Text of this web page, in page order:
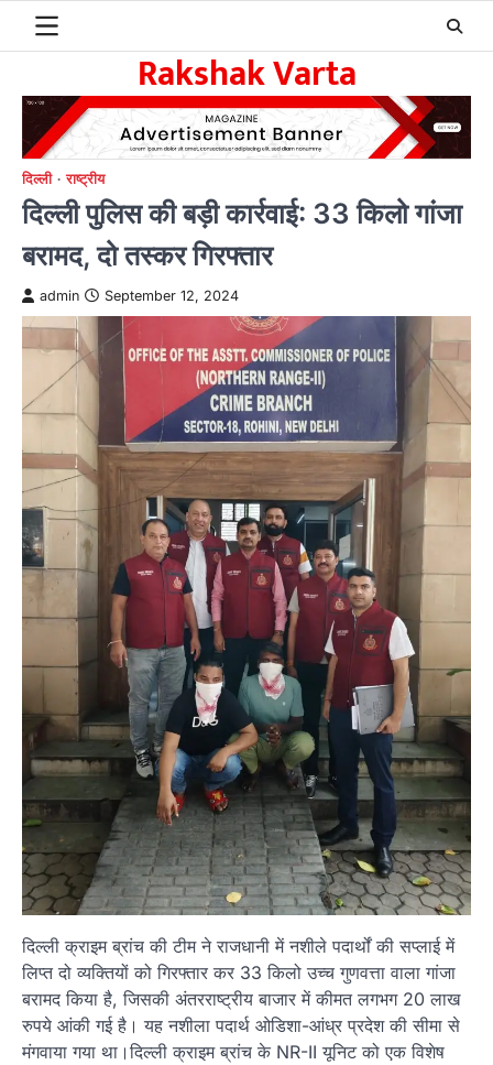
Rakshak Varta
दिल्ली राष्ट्रीय
दिल्ली पुलिस की बड़ी कार्रवाई: 33 किलो गांजा
बरामद, दो तस्कर गिरफ्तार
admin September 12, 2024
दिल्ली क्राइम ब्रांच की टीम ने राजधानी में नशीले पदार्थों की सप्लाई में
लिप्त दो व्यक्तियों को गिरफ्तार कर 33 किलो उच्च गुणवत्ता वाला गांजा
बरामद किया है, जिसकी अंतरराष्ट्रीय बाजार में कीमत लगभग 20 लाख
रुपये आंकी गई है। यह नशीला पदार्थ ओडिशा-आंध्र प्रदेश की सीमा से
मंगवाया गया था।दिल्ली क्राइम ब्रांच के NR-II यूनिट को एक विशेष